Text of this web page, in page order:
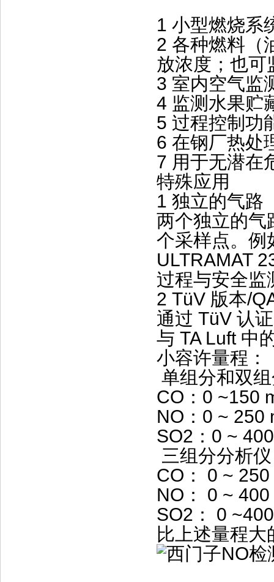
1 小型燃烧系
2 各种燃料（
放浓度；也可
3 室内空气监
4 监测水果贮
5 过程控制功
6 在钢厂热处
7 用于无潜在
特殊应用
1 独立的气路
两个独立的气
个采样点。例
ULTRAMAT
过程与安全监
2 TüV 版本/
通过 TüV 认
与 TA Luft 中
小容许量程：
单组分和双
CO：0 ~150
NO：0 ~ 250
SO2：0 ~
三组分分析仪
CO： 0 ~
NO： 0 ~
SO2： 0
比上述量程